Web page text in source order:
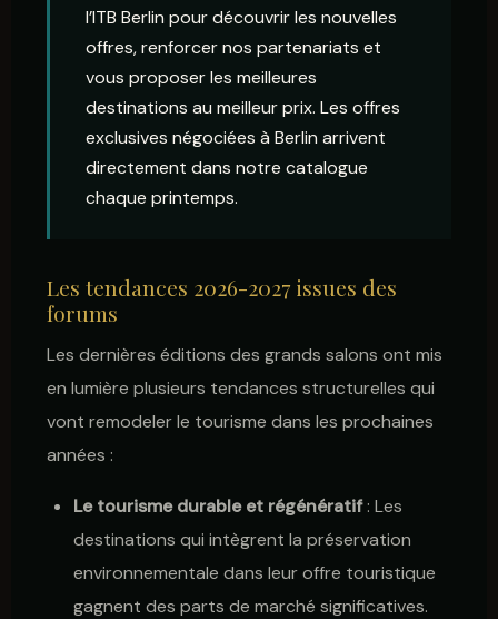
l’ITB Berlin pour découvrir les nouvelles
offres, renforcer nos partenariats et
vous proposer les meilleures
destinations au meilleur prix. Les offres
exclusives négociées à Berlin arrivent
directement dans notre catalogue
chaque printemps.
Les tendances 2026-2027 issues des
forums
Les dernières éditions des grands salons ont mis
en lumière plusieurs tendances structurelles qui
vont remodeler le tourisme dans les prochaines
années :
Le tourisme durable et régénératif: Les
destinations qui intègrent la préservation
environnementale dans leur offre touristique
gagnent des parts de marché significatives.